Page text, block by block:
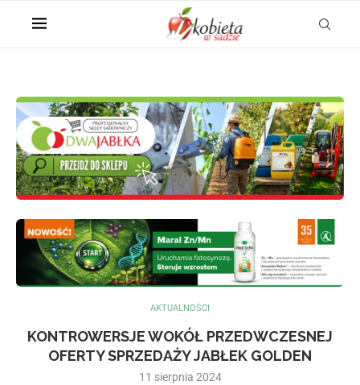
AKTUALNOŚCI
KONTROWERSJE WOKÓŁ PRZEDWCZESNEJ
OFERTY SPRZEDAŻY JABŁEK GOLDEN
11 sierpnia 2024